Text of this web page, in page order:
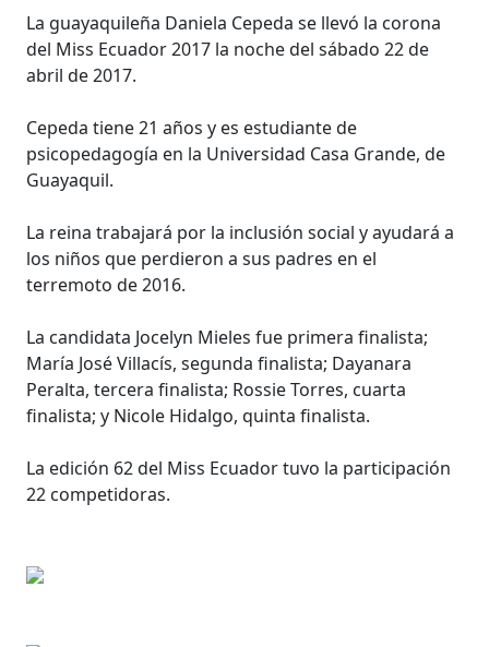
La guayaquileña Daniela Cepeda se llevó la corona
del Miss Ecuador 2017 la noche del sábado 22 de
abril de 2017.
Cepeda tiene 21 años y es estudiante de
psicopedagogía en la Universidad Casa Grande, de
Guayaquil.
La reina trabajará por la inclusión social y ayudará a
los niños que perdieron a sus padres en el
terremoto de 2016.
La candidata Jocelyn Mieles fue primera finalista;
María José Villacís, segunda finalista; Dayanara
Peralta, tercera finalista; Rossie Torres, cuarta
finalista; y Nicole Hidalgo, quinta finalista.
La edición 62 del Miss Ecuador tuvo la participación
22 competidoras.